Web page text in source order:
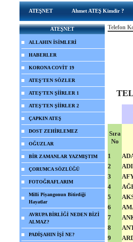
ATEŞNET Ahmet ATEŞ Kimdir ?
ATEŞNET
ALLAHIN İSİMLERİ
HABERLER
KORONA COVİT 19
ATEŞ'TEN SÖZLER
ATEŞ'TEN ŞİİRLER 1
ATEŞ'TEN ŞİİRLER 2
ÇAPKIN ATEŞ
DOST ZEHİRLEMEZ
OĞUZLAR
BİR ZAMANLAR YAZMIŞTIM
ÇORUMCA SÖZLÜĞÜ
FOTOĞRAFLARIM
Milli Piyangonun Bitirdiği
Hayatlar
AVRUPA BİRLİĞİ NEDEN BİZİ
ALMAZ?
PADİŞAHIN İŞİ NE?
Telefon
Sıra
No
1
2
3
4
5
6
7
8
9